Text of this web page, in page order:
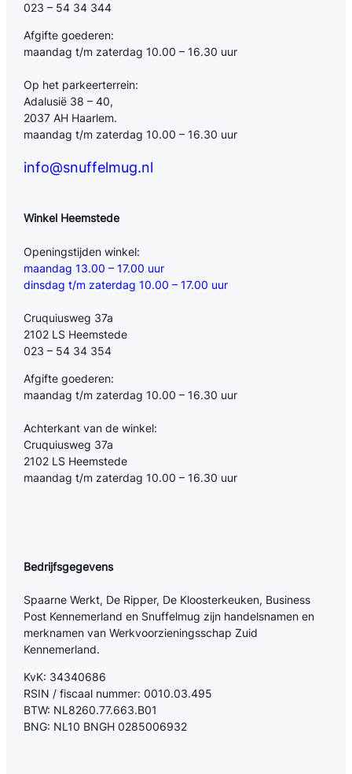
023 – 54 34 344
Afgifte goederen:
maandag t/m zaterdag 10.00 – 16.30 uur
Op het parkeerterrein:
Adalusië 38 – 40,
2037 AH Haarlem.
maandag t/m zaterdag 10.00 – 16.30 uur
info@snuffelmug.nl
Winkel Heemstede
Openingstijden winkel:
maandag 13.00 – 17.00 uur
dinsdag t/m zaterdag 10.00 – 17.00 uur
Cruquiusweg 37a
2102 LS Heemstede
023 – 54 34 354
Afgifte goederen:
maandag t/m zaterdag 10.00 – 16.30 uur
Achterkant van de winkel:
Cruquiusweg 37a
2102 LS Heemstede
maandag t/m zaterdag 10.00 – 16.30 uur
Bedrijfsgegevens
Spaarne Werkt, De Ripper, De Kloosterkeuken, Business
Post Kennemerland en Snuffelmug zijn handelsnamen en
merknamen van Werkvoorzieningsschap Zuid
Kennemerland.
KvK: 34340686
RSIN / fiscaal nummer: 0010.03.495
BTW: NL8260.77.663.B01
BNG: NL10 BNGH 0285006932